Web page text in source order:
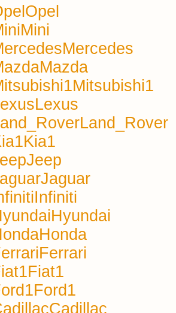
Opel
Mini
Mercedes
Mazda
Mitsubishi1
Lexus
Land_Rover
Kia1
Jeep
Jaguar
Infiniti
Hyundai
Honda
Ferrari
Fiat1
Ford1
Cadillac